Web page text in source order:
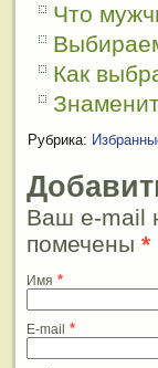
Что
Как
Рубрика:
Ваш e-mail
помечены *
Имя *
E-mail *